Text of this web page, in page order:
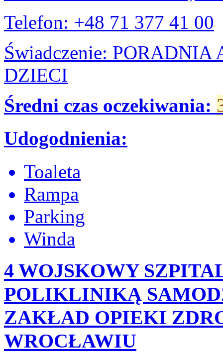
Telefon: +48 71 377 41 00
Świadczenie:
DZIECI
Średni czas oczekiwania:
Udogodnienia:
Toaleta
Rampa
Parking
Winda
4 WOJSKOWY
POLIKLINIKĄ
ZAKŁAD OPIEKI
WROCŁAWIU